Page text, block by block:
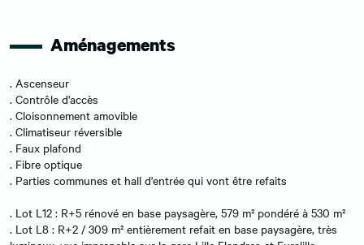
Aménagements
. Ascenseur
. Contrôle d'accès
. Cloisonnement amovible
. Climatiseur réversible
. Faux plafond
. Fibre optique
. Parties communes et hall d'entrée qui vont être refaits
. Lot L12 : R+5 rénové en base paysagère, 579 m² pondéré à 530 m²
. Lot L8 : R+2 / 309 m² entièrement refait en base paysagère, très